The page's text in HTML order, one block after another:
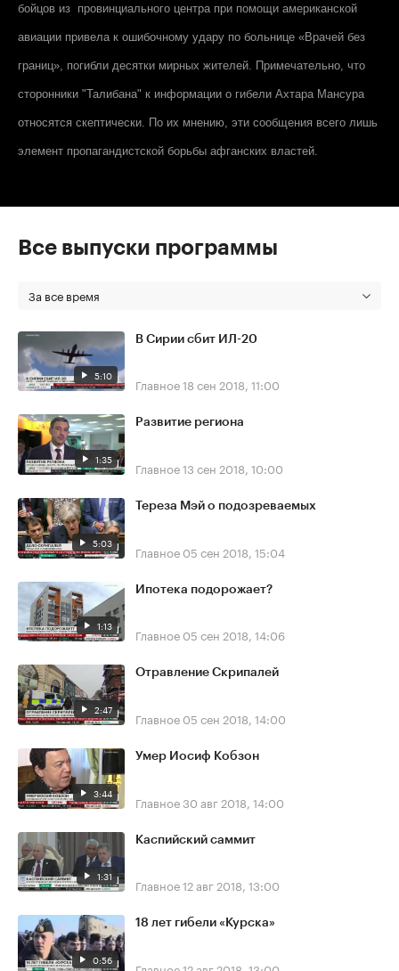
бойцов из провинциального центра при помощи американской
авиации привела к ошибочному удару по больнице «Врачей без
границ», погибли десятки мирных жителей. Примечательно, что
сторонники "Талибана" к информации о гибели Ахтара Мансура
относятся скептически. По их мнению, эти сообщения всего лишь
элемент пропагандистской борьбы афганских властей.
Все выпуски программы
За все время
5:10
В Сирии сбит ИЛ-20
Главное18 сен 2018, 11:00
1:35
Развитие региона
Главное13 сен 2018, 10:00
5:03
Тереза Мэй о подозреваемых
Главное 05 сен 2018, 15:04
1:13
Ипотека подорожает?
Главное 05 сен 2018, 14:06
2:47
Отравление Скрипалей
Главное 05 сен 2018, 14:00
3:44
Умер Иосиф Кобзон
Главное30 авг 2018, 14:00
1:31
Каспийский саммит
Главное12 авг 2018, 13:00
0:56
18 лет гибели «Курска»